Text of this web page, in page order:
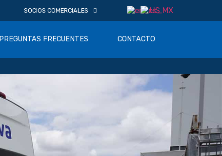
SOCIOS COMERCIALES
PREGUNTAS FRECUENTES CONTACTO